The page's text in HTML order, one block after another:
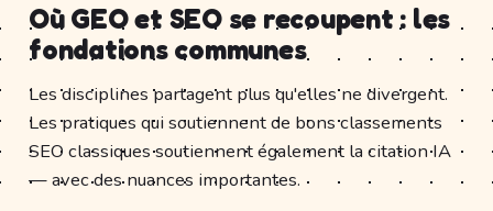
Où GEO et SEO se recoupent : les
fondations communes
Les disciplines partagent plus qu'elles ne divergent.
Les pratiques qui soutiennent de bons classements
SEO classiques soutiennent également la citation IA
— avec des nuances importantes.